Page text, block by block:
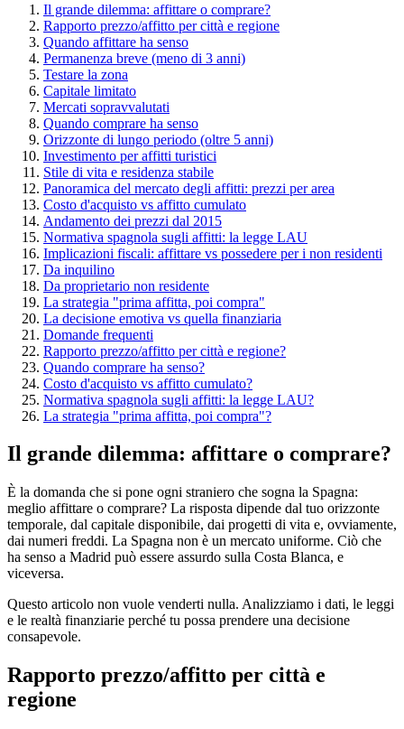
Il grande dilemma: affittare o comprare?
Rapporto prezzo/affitto per città e regione
Quando affittare ha senso
Permanenza breve (meno di 3 anni)
Testare la zona
Capitale limitato
Mercati sopravvalutati
Quando comprare ha senso
Orizzonte di lungo periodo (oltre 5 anni)
Investimento per affitti turistici
Stile di vita e residenza stabile
Panoramica del mercato degli affitti: prezzi per area
Costo d'acquisto vs affitto cumulato
Andamento dei prezzi dal 2015
Normativa spagnola sugli affitti: la legge LAU
Implicazioni fiscali: affittare vs possedere per i non residenti
Da inquilino
Da proprietario non residente
La strategia "prima affitta, poi compra"
La decisione emotiva vs quella finanziaria
Domande frequenti
Rapporto prezzo/affitto per città e regione?
Quando comprare ha senso?
Costo d'acquisto vs affitto cumulato?
Normativa spagnola sugli affitti: la legge LAU?
La strategia "prima affitta, poi compra"?
Il grande dilemma: affittare o comprare?
È la domanda che si pone ogni straniero che sogna la Spagna:
meglio affittare o comprare? La risposta dipende dal tuo orizzonte
temporale, dal capitale disponibile, dai progetti di vita e, ovviamente,
dai numeri freddi. La Spagna non è un mercato uniforme. Ciò che
ha senso a Madrid può essere assurdo sulla Costa Blanca, e
viceversa.
Questo articolo non vuole venderti nulla. Analizziamo i dati, le leggi
e le realtà finanziarie perché tu possa prendere una decisione
consapevole.
Rapporto prezzo/affitto per città e
regione